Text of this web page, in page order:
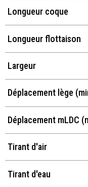
Longueur coque
Longueur flottaison
Largeur
Déplacement lège
Déplacement mLDC
Tirant d'air
Tirant d'eau